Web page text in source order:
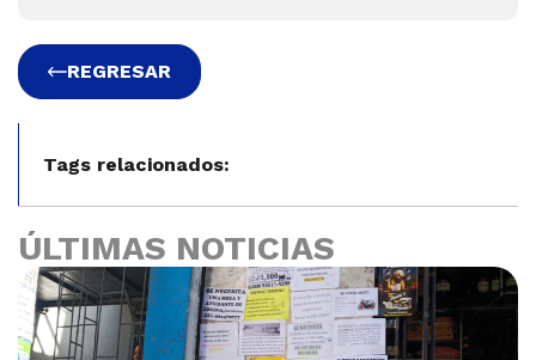
REGRESAR
Tags relacionados:
ÚLTIMAS NOTICIAS